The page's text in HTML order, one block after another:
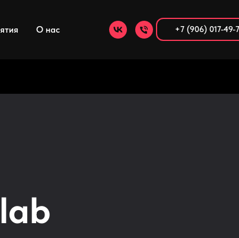
О нас +7 (906) 017-49-